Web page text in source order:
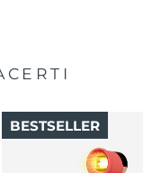
BESTSELLER